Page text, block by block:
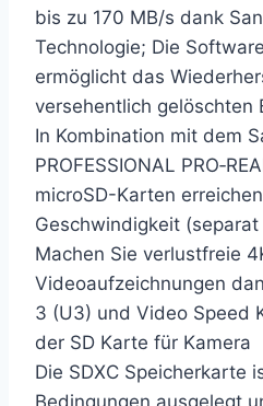
bis zu 170 MB/s dank
Technologie; Die
ermöglicht das
versehentlich gelöschten
In Kombination mit dem
PROFESSIONAL
microSD-Karten
Geschwindigkeit
Machen Sie verlustfreie
Videoaufzeichnungen
3 (U3) und Video Speed
der SD Karte für Kamera
Die SDXC Speicherkarte